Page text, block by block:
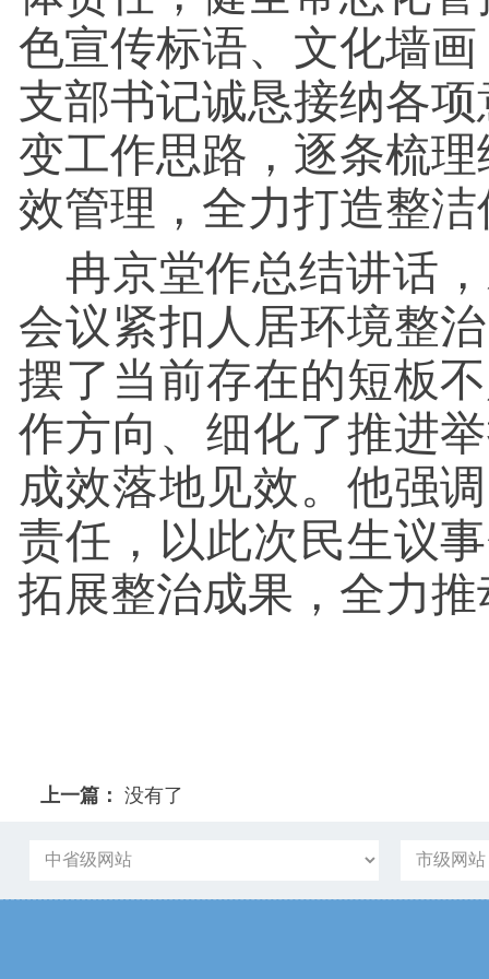
色宣传标语、文化墙
支部书记诚恳接纳各
变工作思路，逐条梳
效管理，全力打造整
冉京堂作总结讲话
会议紧扣人居环境整
摆了当前存在的短板
作方向、细化了推进
成效落地见效。他强
责任，以此次民生议
拓展整治成果，全力
上一篇： 没有了